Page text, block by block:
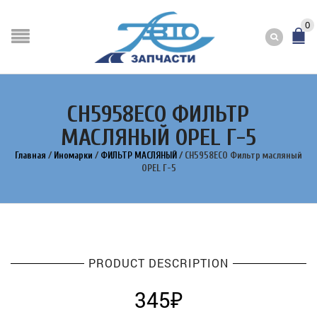
0
CH5958ECO ФИЛЬТР
МАСЛЯНЫЙ OPEL Г-5
Главная / Иномарки / ФИЛЬТР МАСЛЯНЫЙ / CH5958ECO Фильтр масляный
OPEL Г-5
PRODUCT DESCRIPTION
345₽